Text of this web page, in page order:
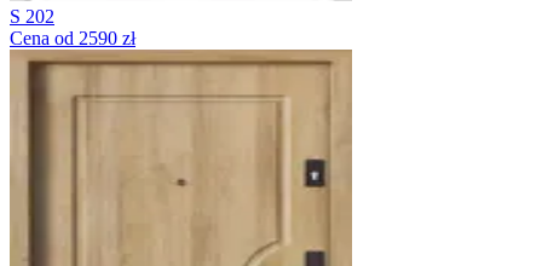
S 202
Cena od 2590 zł